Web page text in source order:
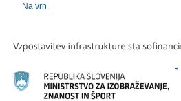
Na vrh